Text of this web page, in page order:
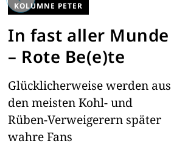
KOLUMNE PETER
In fast aller Munde
– Rote Be(e)te
Glücklicherweise werden aus
den meisten Kohl- und
Rüben-Verweigerern später
wahre Fans